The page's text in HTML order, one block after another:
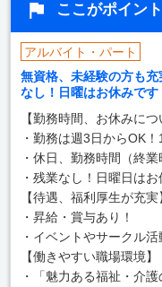
ここがポイント
アルバイト・パート
無資格、未経験の方も
なし！日曜はお休みです
【勤務時間、お休みにつ
・勤務は週3日からOK
・休日、勤務時間（終
・残業なし！日曜日はお
【待遇、福利厚生が充実
・昇給・賞与あり！
・イベントやサークル
【働きやすい職場環境】
・「魅力ある福祉・介